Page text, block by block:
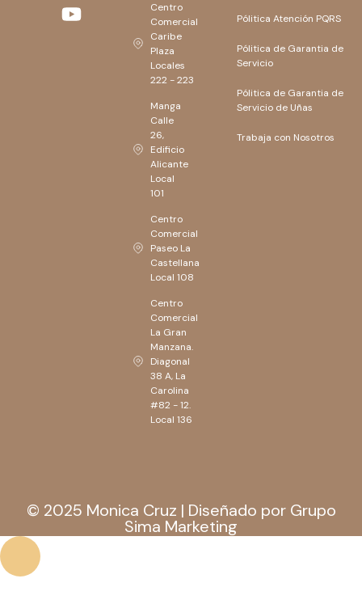
Centro
Comercial
Caribe
Plaza
Locales
222 - 223
Manga
Calle
26,
Edificio
Alicante
Local
101
Centro
Comercial
Paseo La
Castellana
Local 108
Centro
Comercial
La Gran
Manzana.
Diagonal
38 A, La
Carolina
#82 - 12.
Local 136
Pólitica Atención PQRS
Pólitica de Garantia de
Servicio
Pólitica de Garantia de
Servicio de Uñas
Trabaja con Nosotros
© 2025 Monica Cruz | Diseñado por Grupo
Sima Marketing